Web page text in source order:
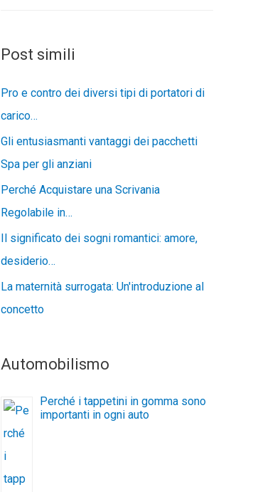
Post simili
Pro e contro dei diversi tipi di portatori di
carico…
Gli entusiasmanti vantaggi dei pacchetti
Spa per gli anziani
Perché Acquistare una Scrivania
Regolabile in…
Il significato dei sogni romantici: amore,
desiderio…
La maternità surrogata: Un'introduzione al
concetto
Automobilismo
Perché i tappetini in gomma sono
importanti in ogni auto